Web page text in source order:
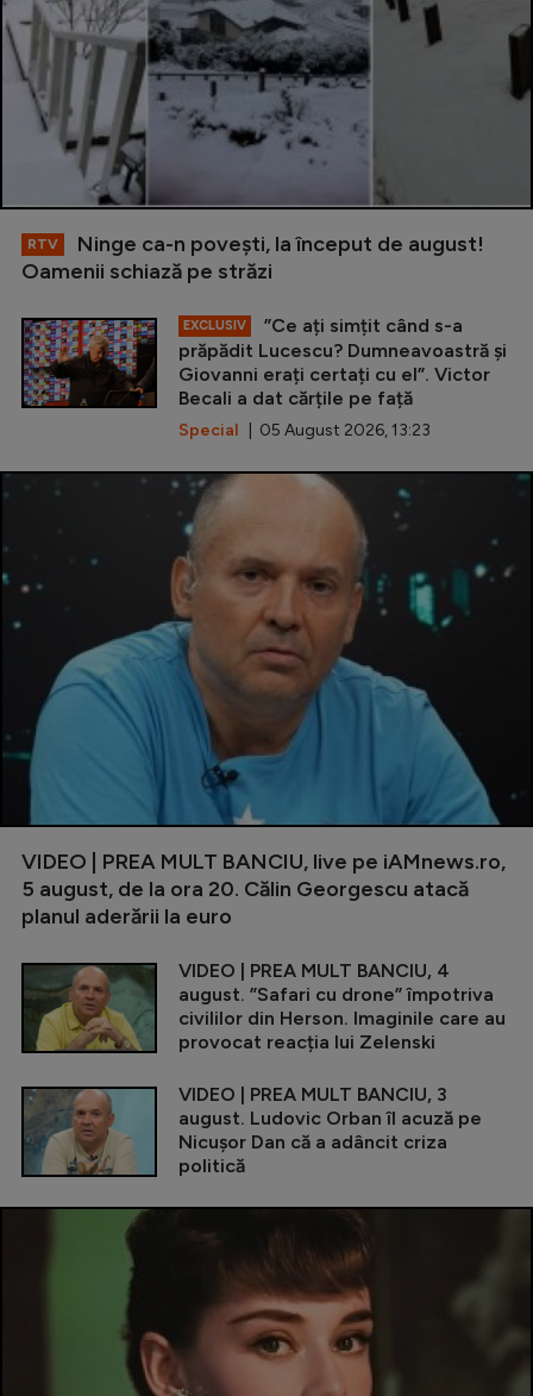
RTV
Ninge ca-n povești, la început de august!
Oamenii schiază pe străzi
EXCLUSIV
”Ce ați simțit când s-a
prăpădit Lucescu? Dumneavoastră și
Giovanni erați certați cu el”. Victor
Becali a dat cărțile pe față
Special | 05 August 2026, 13:23
VIDEO | PREA MULT BANCIU, live pe iAMnews.ro,
5 august, de la ora 20. Călin Georgescu atacă
planul aderării la euro
VIDEO | PREA MULT BANCIU, 4
august. ”Safari cu drone” împotriva
civililor din Herson. Imaginile care au
provocat reacția lui Zelenski
VIDEO | PREA MULT BANCIU, 3
august. Ludovic Orban îl acuză pe
Nicușor Dan că a adâncit criza
politică